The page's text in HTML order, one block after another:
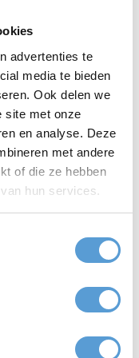
advertenties te
media te bieden
Ook delen we
site met onze
en analyse. Deze
met andere
of die ze hebben
hun services.
instructeurs zorgen
direct aan het strand
met lunch, BBQ,
aan voor zowel
We stemmen het
Kijkduin en
. Hierdoor kunnen we